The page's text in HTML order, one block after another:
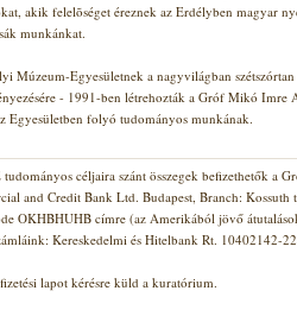
akik felelõséget éreznek az Erdélyben magyar
munkánkat.
Múzeum-Egyesületnek a nagyvilágban
- 1991-ben létrehozták a Gróf Mikó Imre
Egyesületben folyó tudományos munkának.
céljaira szánt összegek befizethetők a
and Credit Bank Ltd. Budapest, Branch: Kossuth
OKHBHUHB címre (az Amerikából jövő
Kereskedelmi és Hitelbank Rt. 10402142-
lapot kérésre küld a kuratórium.